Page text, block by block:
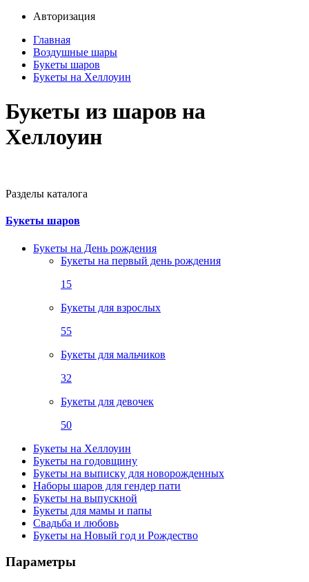
Авторизация
Главная
Воздушные шары
Букеты шаров
Букеты на Хеллоуин
Букеты из шаров на
Хеллоуин
Разделы каталога
Букеты шаров
Букеты на День рождения
Букеты на первый день рождения
15
Букеты для взрослых
55
Букеты для мальчиков
32
Букеты для девочек
50
Букеты на Хеллоуин
Букеты на годовщину
Букеты на выписку для новорожденных
Наборы шаров для гендер пати
Букеты на выпускной
Букеты для мамы и папы
Свадьба и любовь
Букеты на Новый год и Рождество
Параметры